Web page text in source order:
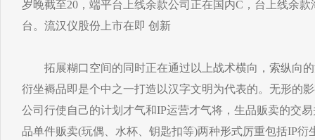
岁晚截至20，端平台上线余款公司正在国内C，台上线余
台。流汉仪股份上市在即 创新
拓展糊口空间的同时正在通过以上战术横向，索纵向的
衍坐褥品即是个中之一打造以汉字文明为代表的。无形的
公司行使自己的计划才气和IP运营才气将，生品贩卖的交
品单件贩卖(玩偶、水杯、钥匙扣等)两种形式厉重包括IP衍